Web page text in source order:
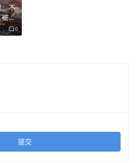
主要市场参与者撤出匈牙利。7月
银行Revolut宣布“直至另行通知”
Revolut在匈牙利拥有超过200万
产转移至外部钱包，但购买、充值
不
罢
0
提交